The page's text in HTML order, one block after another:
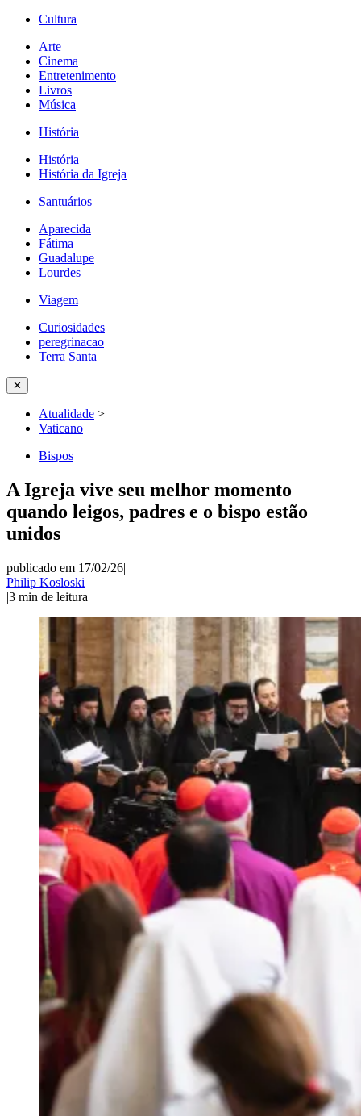
Cultura
Arte
Cinema
Entretenimento
Livros
Música
História
História
História da Igreja
Santuários
Aparecida
Fátima
Guadalupe
Lourdes
Viagem
Curiosidades
peregrinacao
Terra Santa
✕
Atualidade >
Vaticano
Bispos
A Igreja vive seu melhor momento
quando leigos, padres e o bispo estão
unidos
publicado em 17/02/26|
Philip Kosloski
|3 min de leitura